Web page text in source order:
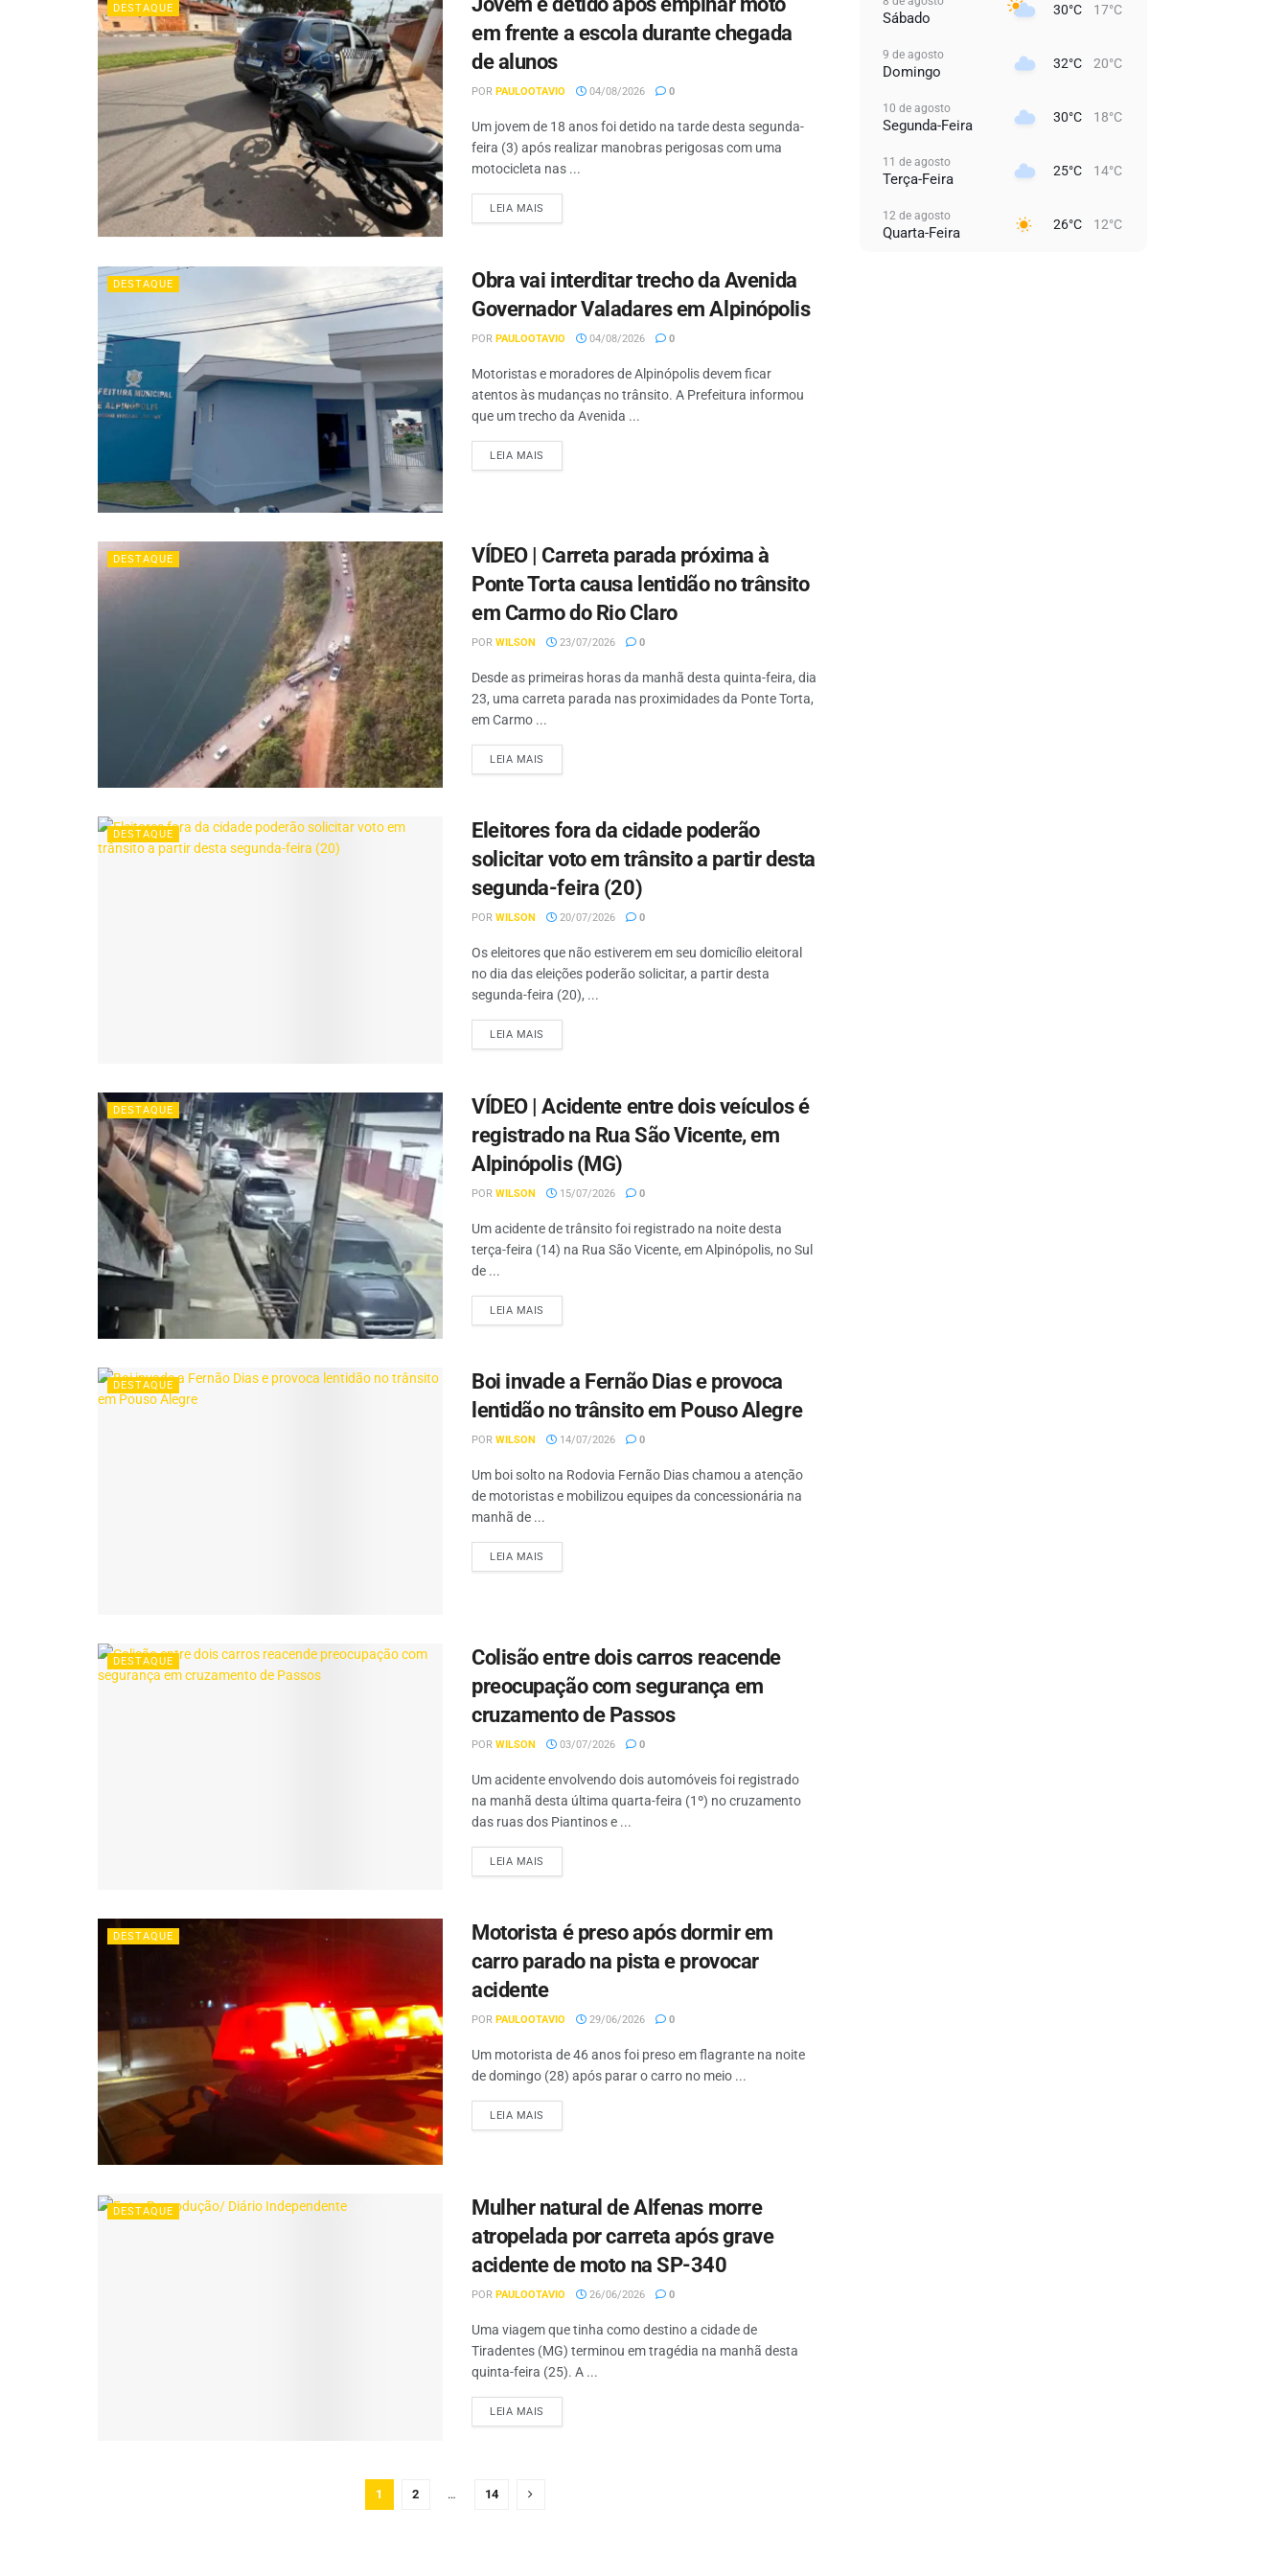
DESTAQUE
em frente a escola durante chegada
de alunos
POR PAULOOTAVIO 04/08/2026 0
Um jovem de 18 anos foi detido na tarde desta segunda-
feira (3) após realizar manobras perigosas com uma
motocicleta nas ...
LEIA MAIS
DESTAQUE
Obra vai interditar trecho da Avenida
Governador Valadares em Alpinópolis
POR PAULOOTAVIO 04/08/2026 0
Motoristas e moradores de Alpinópolis devem ficar
atentos às mudanças no trânsito. A Prefeitura informou
que um trecho da Avenida ...
LEIA MAIS
DESTAQUE
VÍDEO | Carreta parada próxima à
Ponte Torta causa lentidão no trânsito
em Carmo do Rio Claro
POR WILSON 23/07/2026 0
Desde as primeiras horas da manhã desta quinta-feira, dia
23, uma carreta parada nas proximidades da Ponte Torta,
em Carmo ...
LEIA MAIS
DESTAQUE
Eleitores fora da cidade poderão
solicitar voto em trânsito a partir desta
segunda-feira (20)
POR WILSON 20/07/2026 0
Os eleitores que não estiverem em seu domicílio eleitoral
no dia das eleições poderão solicitar, a partir desta
segunda-feira (20), ...
LEIA MAIS
DESTAQUE
VÍDEO | Acidente entre dois veículos é
registrado na Rua São Vicente, em
Alpinópolis (MG)
POR WILSON 15/07/2026 0
Um acidente de trânsito foi registrado na noite desta
terça-feira (14) na Rua São Vicente, em Alpinópolis, no Sul
de ...
LEIA MAIS
DESTAQUE
Boi invade a Fernão Dias e provoca
lentidão no trânsito em Pouso Alegre
POR WILSON 14/07/2026 0
Um boi solto na Rodovia Fernão Dias chamou a atenção
de motoristas e mobilizou equipes da concessionária na
manhã de ...
LEIA MAIS
DESTAQUE
Colisão entre dois carros reacende
preocupação com segurança em
cruzamento de Passos
POR WILSON 03/07/2026 0
Um acidente envolvendo dois automóveis foi registrado
na manhã desta última quarta-feira (1º) no cruzamento
das ruas dos Piantinos e ...
LEIA MAIS
DESTAQUE
Motorista é preso após dormir em
carro parado na pista e provocar
acidente
POR PAULOOTAVIO 29/06/2026 0
Um motorista de 46 anos foi preso em flagrante na noite
de domingo (28) após parar o carro no meio ...
LEIA MAIS
DESTAQUE
Mulher natural de Alfenas morre
atropelada por carreta após grave
acidente de moto na SP-340
POR PAULOOTAVIO 26/06/2026 0
Uma viagem que tinha como destino a cidade de
Tiradentes (MG) terminou em tragédia na manhã desta
quinta-feira (25). A ...
LEIA MAIS
1 2 … 14
Sábado 30°C 17°C
9 de agosto
Domingo 32°C 20°C
10 de agosto
Segunda-Feira 30°C 18°C
11 de agosto
Terça-Feira 25°C 14°C
12 de agosto
Quarta-Feira 26°C 12°C